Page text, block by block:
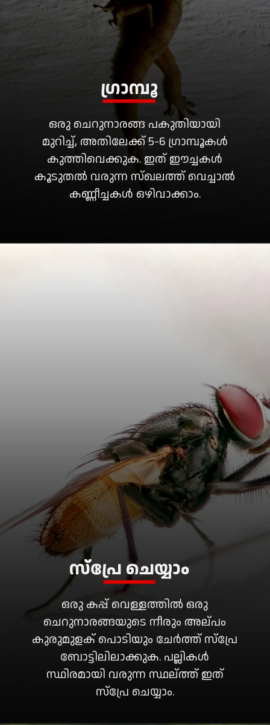
ഒരു ചെറുനാരങ്ങ പകുതിയായി
മുറിച്ച്, അതിലേക്ക് 5-6 ഗ്രാമ്പൂകൾ
കുത്തിവെക്കുക. ഇത് ഈച്ചകൾ
കൂടുതൽ വരുന്ന സ്ഖലത്ത് വെച്ചാൽ
കണ്ണീച്ചകൾ ഒഴിവാക്കാം.
ഗ്രാമ്പൂ
ഒരു കപ്പ് വെള്ളത്തിൽ ഒരു
ചെറുനാരങ്ങയുടെ നീരും അല്പം
കുരുമുളക് പൊടിയും ചേർത്ത് സ്പ്രേ
ബോട്ടിലിലാക്കുക. പല്ലികൾ
സ്ഥിരമായി വരുന്ന സ്ഥല്ത്ത് ഇത്
സ്പ്രേ ചെയ്യാം.
സ്പ്രേ ചെയ്യാം